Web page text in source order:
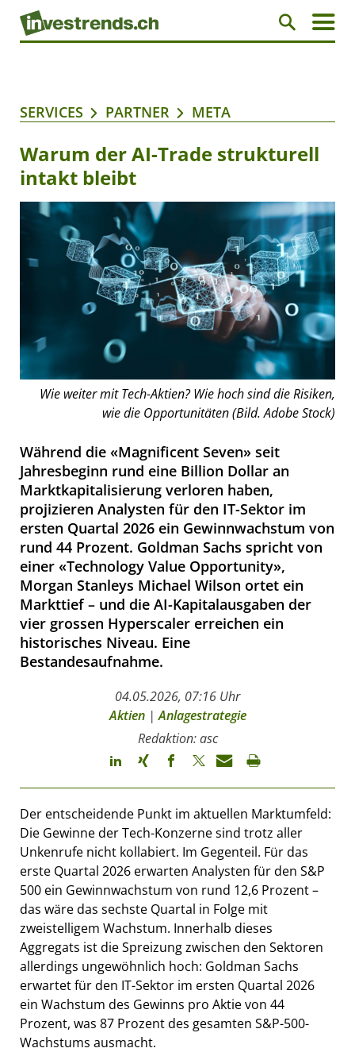
SERVICES PARTNER META
Warum der AI-Trade strukturell
intakt bleibt
Wie weiter mit Tech-Aktien? Wie hoch sind die Risiken,
wie die Opportunitäten (Bild. Adobe Stock)
Während die «Magnificent Seven» seit
Jahresbeginn rund eine Billion Dollar an
Marktkapitalisierung verloren haben,
projizieren Analysten für den IT-Sektor im
ersten Quartal 2026 ein Gewinnwachstum von
rund 44 Prozent. Goldman Sachs spricht von
einer «Technology Value Opportunity»,
Morgan Stanleys Michael Wilson ortet ein
Markttief – und die AI-Kapitalausgaben der
vier grossen Hyperscaler erreichen ein
historisches Niveau. Eine
Bestandesaufnahme.
04.05.2026, 07:16 Uhr
Aktien|Anlagestrategie
Redaktion: asc
Der entscheidende Punkt im aktuellen Marktumfeld:
Die Gewinne der Tech-Konzerne sind trotz aller
Unkenrufe nicht kollabiert. Im Gegenteil. Für das
erste Quartal 2026 erwarten Analysten für den S&P
500 ein Gewinnwachstum von rund 12,6 Prozent –
das wäre das sechste Quartal in Folge mit
zweistelligem Wachstum. Innerhalb dieses
Aggregats ist die Spreizung zwischen den Sektoren
allerdings ungewöhnlich hoch: Goldman Sachs
erwartet für den IT-Sektor im ersten Quartal 2026
ein Wachstum des Gewinns pro Aktie von 44
Prozent, was 87 Prozent des gesamten S&P-500-
Wachstums ausmacht.